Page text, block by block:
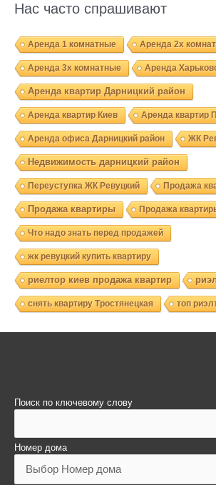
Нас часто спрашивают
Аренда 1 комнатные Аренда 2х
Аренда 3х комнатные Аренда
Аренда квартир Дарницкий район
Аренда квартир Киев Аренда квартир
Аренда офиса Дарницкий район ЖК
Недвижимость дарницкий район
Переуступка ЖК Ревуцкий Продажа
Продажа квартиры Продажа
Что надо знать перед продажей
жк ревуцкий купить квартиру
риелтор киев продажа квартир
снять квартиру Тростянецкая топ
Поиск по ключевому слову
Номер дома